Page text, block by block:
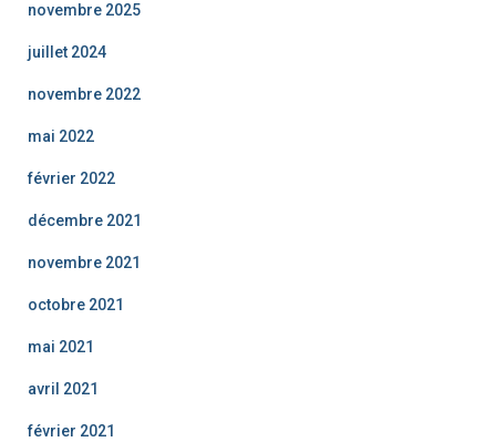
novembre 2025
juillet 2024
novembre 2022
mai 2022
février 2022
décembre 2021
novembre 2021
octobre 2021
mai 2021
avril 2021
février 2021